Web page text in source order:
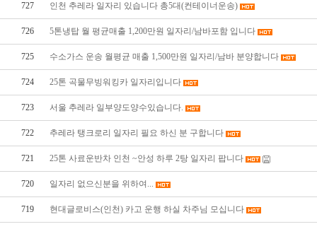
727 인천 추레라 일자리 있습니다 총5대(컨테이너운송)
726 5톤냉탑 월 평균매출 1,200만원 일자리/남바포함 입니다
725 수소가스 운송 월평균 매출 1,500만원 일자리/남바 분양합니다
724 25톤 곡물무빙워킹카 일자리입니다
723 서울 추레라 일부양도양수있습니다.
722 추레라 탱크로리 일자리 필요 하신 분 구합니다
721 25톤 사료운반차 인천 ~안성 하루 2탕 일자리 팝니다
720 일자리 없으신분을 위하여...
719 현대글로비스(인천) 카고 운행 하실 차주님 모십니다